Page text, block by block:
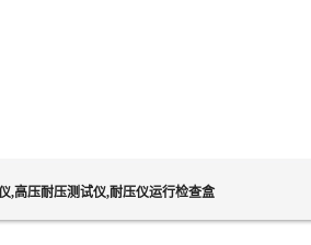
,高压耐压测试仪,耐压仪运行检查盒